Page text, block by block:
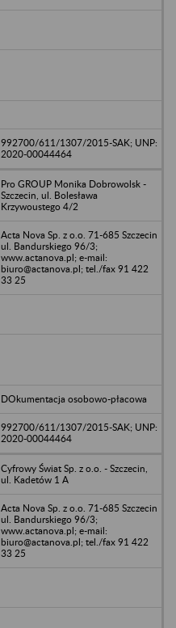
992700/611/1307/2015-SAK; UNP:
2020-00044464
Pro GROUP Monika Dobrowolsk -
Szczecin, ul. Bolesława
Krzywoustego 4/2
Acta Nova Sp. z o.o. 71-685 Szczecin
ul. Bandurskiego 96/3;
www.actanova.pl; e-mail:
biuro@actanova.pl; tel./fax 91 422
33 25
DOkumentacja osobowo-płacowa
992700/611/1307/2015-SAK; UNP:
2020-00044464
Cyfrowy Świat Sp. z o.o. - Szczecin,
ul. Kadetów 1 A
Acta Nova Sp. z o.o. 71-685 Szczecin
ul. Bandurskiego 96/3;
www.actanova.pl; e-mail:
biuro@actanova.pl; tel./fax 91 422
33 25